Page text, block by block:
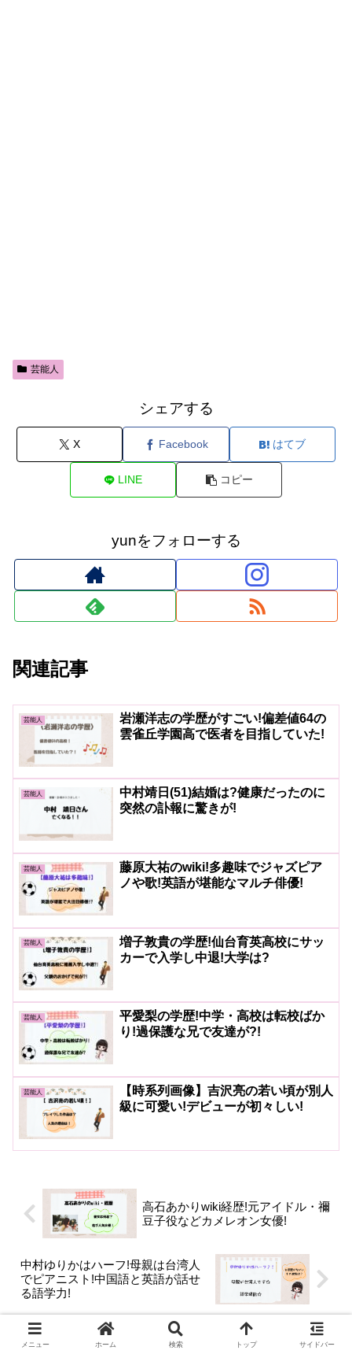
芸能人
シェアする
X Facebook はてブ
LINE コピー
yunをフォローする
関連記事
芸能人
岩瀬洋志の学歴がすごい!偏差値64の
雲雀丘学園高で医者を目指していた!
芸能人
中村靖日(51)結婚は?健康だったのに
突然の訃報に驚きが!
芸能人
藤原大祐のwiki!多趣味でジャズピア
ノや歌!英語が堪能なマルチ俳優!
芸能人
増子敦貴の学歴!仙台育英高校にサッ
カーで入学し中退!大学は?
芸能人
平愛梨の学歴!中学・高校は転校ばか
り!過保護な兄で友達が?!
芸能人
【時系列画像】吉沢亮の若い頃が別人
級に可愛い!デビューが初々しい!
高石あかりwiki経歴!元アイドル・禰󠄀
豆子役などカメレオン女優!
中村ゆりかはハーフ!母親は台湾人
でピアニスト!中国語と英語が話せ
る語学力!
ホーム 芸能人
メニュー ホーム 検索 トップ サイドバー